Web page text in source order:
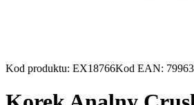
Kod produktu: EX18766Kod EAN: